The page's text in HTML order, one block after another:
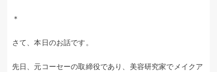
＊
さて、本日のお話です。
先日、元コーセーの取締役であり、美容研究家でメイクア